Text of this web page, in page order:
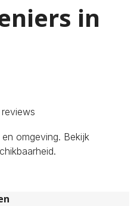
in
reviews
en omgeving. Bekijk